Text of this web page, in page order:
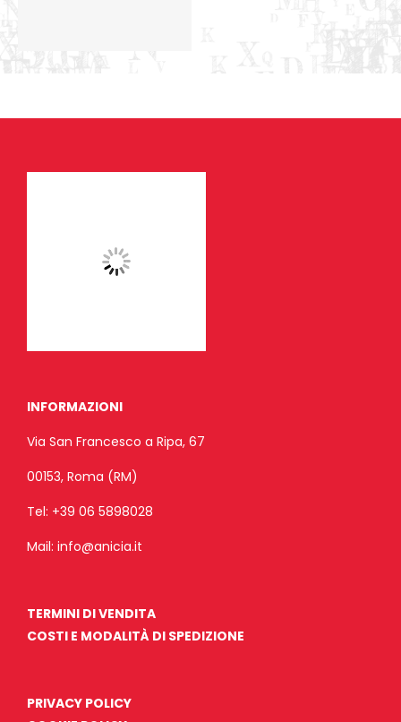
INFORMAZIONI
Via San Francesco a Ripa, 67
00153, Roma (RM)
Tel: +39 06 5898028
Mail: info@anicia.it
TERMINI DI VENDITA
COSTI E MODALITÀ DI SPEDIZIONE
PRIVACY POLICY